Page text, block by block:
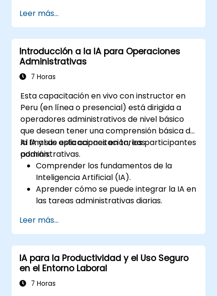
Leer más...
Introducción a la IA para Operaciones
Administrativas
7 Horas
Esta capacitación en vivo con instructor en
Peru (en línea o presencial) está dirigida a
operadores administrativos de nivel básico
que desean tener una comprensión básica de
la IA y sus aplicaciones en tareas
administrativas.
Al final de esta capacitación, los participantes
podrán:
Comprender los fundamentos de la
Inteligencia Artificial (IA).
Aprender cómo se puede integrar la IA en
las tareas administrativas diarias.
electrónicos, realizar encuestas,
gestionar indicadores, mantener registros
y realizar validaciones manuales a través
de herramientas de IA.
Leer más...
IA para la Productividad y el Uso Seguro
en el Entorno Laboral
7 Horas